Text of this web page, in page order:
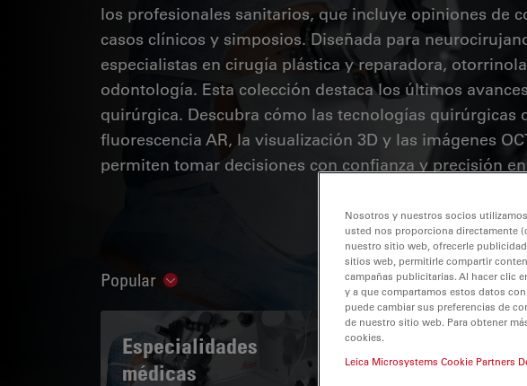
los profesionales sanitarios, que incluye opiniones de
casos clínicos y simposios. Diseñada para
especialistas en cirugía plástica y reparadora,
odontología. Esta colección destaca los últimos
quirúrgica. Descubra cómo las tecnologías quirúrgicas
fluorescencia AR, la visualización 3D y las imágenes
permiten tomar decisiones con confianza y precisión
Popular Show subnavigation
Especialidades
médicas
A Guide to OCT
Nosotros y nuestros socios
usted nos proporciona directamente
nuestro sitio web, ofrecerle
sitios web, permitirle compartir
campañas publicitarias. Al hacer clic
y a que compartamos estos datos
puede cambiar sus preferencias de
de nuestro sitio web. Para obtener
cookies.
Leica Microsystems Cookie Partners